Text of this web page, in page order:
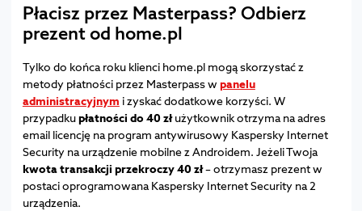
Płacisz przez Masterpass? Odbierz
prezent od home.pl
Tylko do końca roku klienci home.pl mogą skorzystać z
metody płatności przez Masterpass w panelu
administracyjnym i zyskać dodatkowe korzyści. W
przypadkupłatności do 40 złużytkownik otrzyma na adres
email licencję na program antywirusowy Kaspersky Internet
Security na urządzenie mobilne z Androidem. Jeżeli Twoja
kwota transakcji przekroczy 40 zł– otrzymasz prezent w
postaci oprogramowana Kaspersky Internet Security na 2
urządzenia.